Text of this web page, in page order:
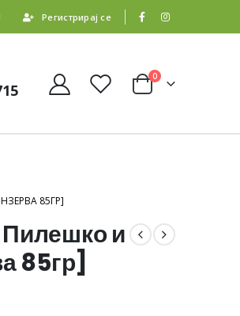
Регистрирај се
0
85ГР]
и
85гр]